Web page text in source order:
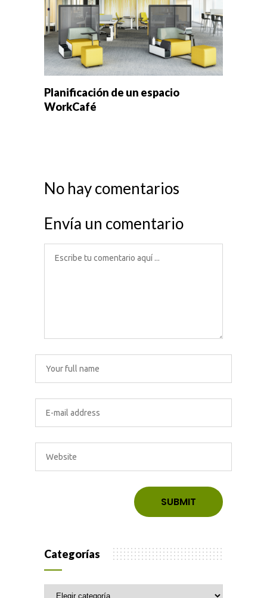
Planificación de un espacio
WorkCafé
No hay comentarios
Envía un comentario
Categorías
Categorías